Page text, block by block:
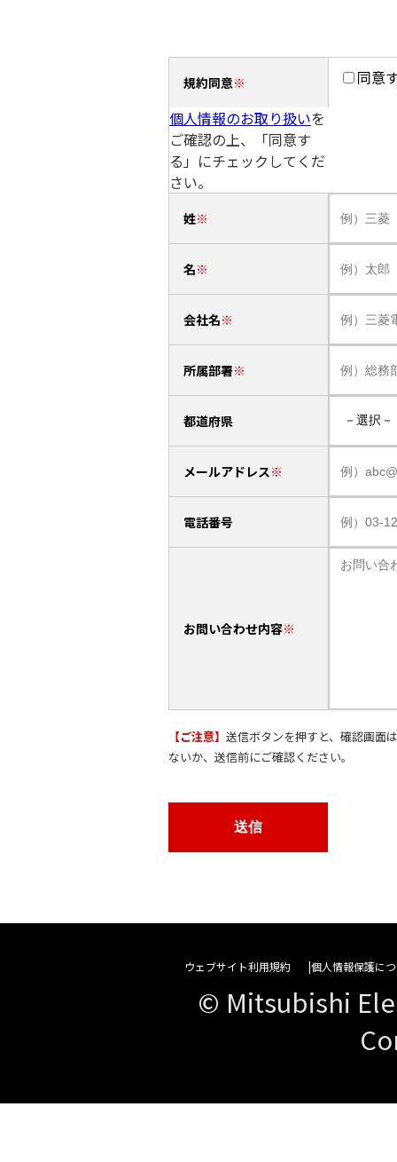
規約同意
同意
個人情報のお取り扱いを
ご確認の上、「同意す
る」にチェックしてくだ
さい。
姓
名
会社名
所属部署
都道府県
メールアドレス
電話番号
お問い合わせ内容
【ご注意】 送信ボタンを押すと、確認画面
ないか、送信前にご確認ください。
ウェブサイト利用規約 個人情報保護に
© Mitsubishi